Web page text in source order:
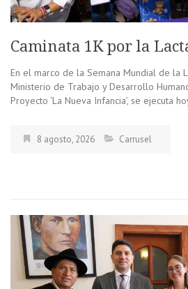
Caminata 1K por la
En el marco de la Semana Mundial de la
Ministerio de Trabajo y Desarrollo
Proyecto ‘La Nueva Infancia’, se ejecuta
8 agosto, 2026 Carrusel